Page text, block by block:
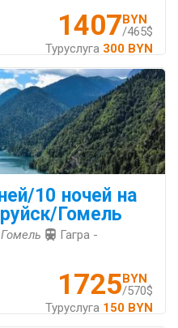
1407BYN
/465$
Туруслуга 300 BYN
10 ночей на
Гомель
Гагра -
1725BYN
/570$
Туруслуга 150 BYN